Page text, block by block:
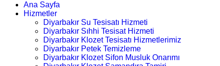
Ana Sayfa
Hizmetler
Diyarbakır Su Tesisatı Hizmeti
Diyarbakır Sıhhi Tesisat Hizmeti
Diyarbakır Klozet Tesisatı Hizmetlerimiz
Diyarbakır Petek Temizleme
Diyarbakır Klozet Sifon Musluk Onarımı